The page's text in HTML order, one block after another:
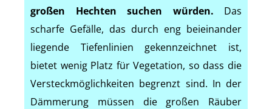
großen Hechten suchen würden. Das
scharfe Gefälle, das durch eng beieinander
liegende Tiefenlinien gekennzeichnet ist,
bietet wenig Platz für Vegetation, so dass die
Versteckmöglichkeiten begrenzt sind. In der
Dämmerung müssen die großen Räuber